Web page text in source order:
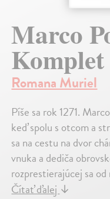
Marco
Komplet
Romana Muriel
Píše sa rok 1271.
keď spolu s otcom a
sa na cestu na dvor
vnuka a dediča
rozprestierajúcej sa
Čítať ďalej↓